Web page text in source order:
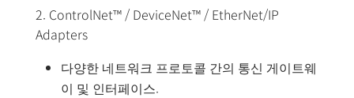
2. ControlNet™ / DeviceNet™ / EtherNet/IP
Adapters
다양한 네트워크 프로토콜 간의 통신 게이트웨
이 및 인터페이스.